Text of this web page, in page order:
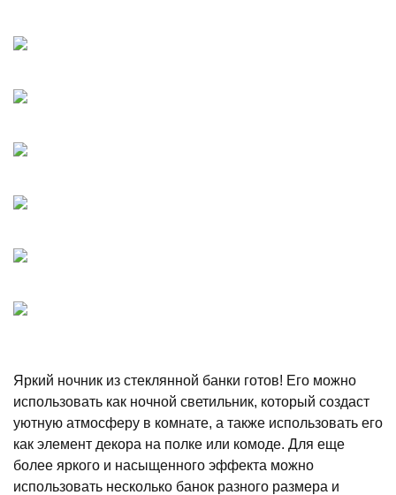
Яркий ночник из стеклянной банки готов! Его можно
использовать как ночной светильник, который создаст
уютную атмосферу в комнате, а также использовать его
как элемент декора на полке или комоде. Для еще
более яркого и насыщенного эффекта можно
использовать несколько банок разного размера и